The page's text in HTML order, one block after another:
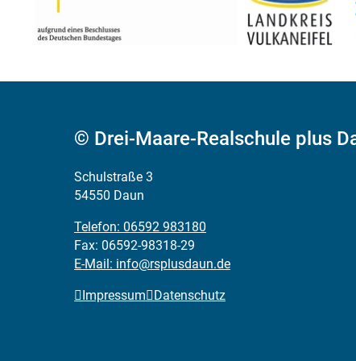
© Drei-Maare-Realschule plus
Schulstraße 3
54550 Daun
Telefon: 06592 983180
Fax: 06592-98318-29
E-Mail: info@rsplusdaun.de
Impressum Datenschutz